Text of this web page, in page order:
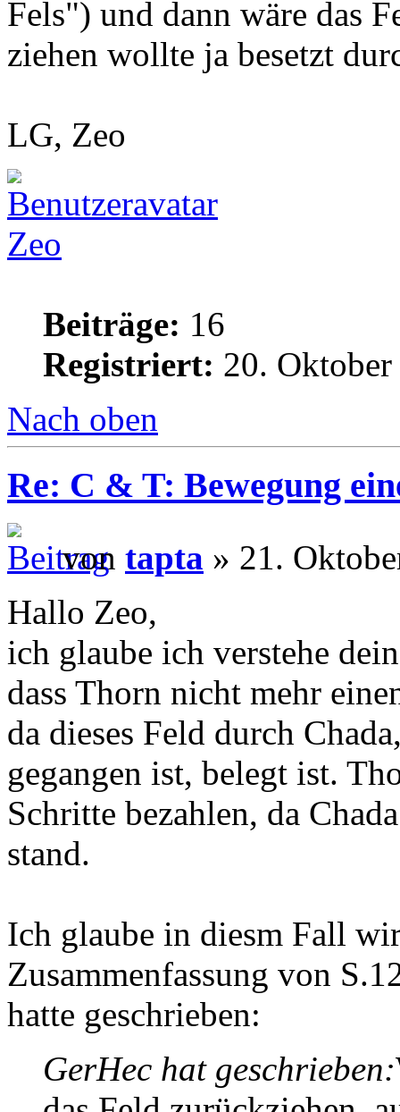
Fels") und dann wäre das
ziehen wollte ja besetzt
LG, Zeo
Zeo
Beiträge: 16
Registriert: 20.
Nach oben
Re: C & T: Bewegung
von tapta » 21.
Hallo Zeo,
ich glaube ich verstehe
dass Thorn nicht mehr
da dieses Feld durch
gegangen ist, belegt ist.
Schritte bezahlen, da
stand.
Ich glaube in diesm Fall
Zusammenfassung von
hatte geschrieben:
GerHec hat geschrieben: